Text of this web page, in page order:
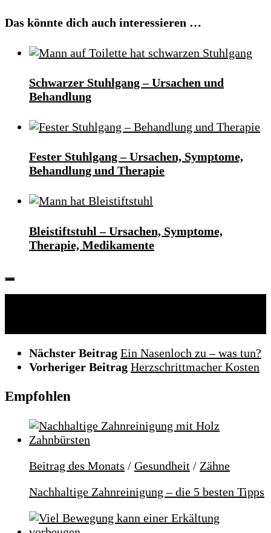
Das könnte dich auch interessieren …
Schwarzer Stuhlgang – Ursachen und
Behandlung
Fester Stuhlgang – Ursachen, Symptome,
Behandlung und Therapie
Bleistiftstuhl – Ursachen, Symptome,
Therapie, Medikamente
Nächster Beitrag Ein Nasenloch zu – was tun?
Vorheriger Beitrag Herzschrittmacher Kosten
Empfohlen
Beitrag des Monats / Gesundheit / Zähne
Nachhaltige Zahnreinigung – die 5 besten Tipps